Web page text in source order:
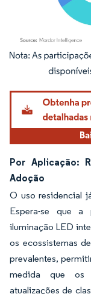
Imagem © Mordor
Por Aplicação:
Adoção
O uso residencial
Espera-se que a
iluminação LED
os ecossistemas
prevalentes,
medida que os
atualizações de